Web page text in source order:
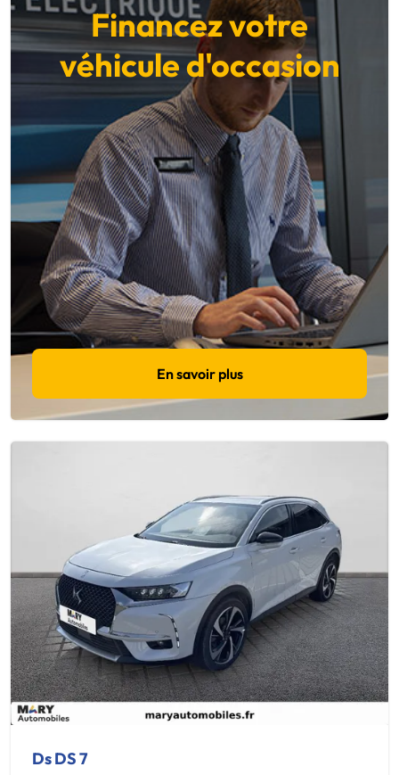
Financez votre
véhicule d'occasion
En savoir plus
Ds DS 7